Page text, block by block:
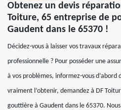
Obtenez un devis
Toiture, 65 entreprise de
Gaudent dans le 65370 !
Décidez-vous à laisser vos travaux
professionnelle ? Pour posséder une
à vos problèmes, informez-vous d’abord
vraiment l’obtenir, demandez à DF
gouttière à Gaudent dans le 65370.